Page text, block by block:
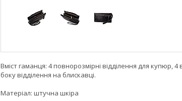
Вміст гаманця: 4 повнорозмірні відділення для купюр, 4
боку відділення на блискавці.
Матеріал: штучна шкіра